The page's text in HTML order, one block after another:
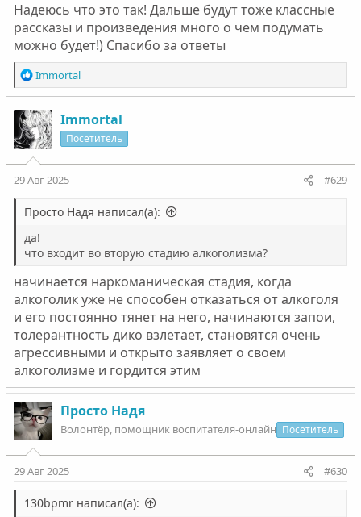
Надеюсь что это так! Дальше будут тоже классные
рассказы и произведения много о чем подумать
можно будет!) Спасибо за ответы
Р
е
а
к
ц
и
и
:
Immortal
Immortal
Посетитель
29 Авг 2025 #629
Просто Надя написал(а):
да!
что входит во вторую стадию алкоголизма?
начинается наркоманическая стадия, когда
алкоголик уже не способен отказаться от алкоголя
и его постоянно тянет на него, начинаются запои,
толерантность дико взлетает, становятся очень
агрессивными и открыто заявляет о своем
алкоголизме и гордится этим
Просто Надя
Волонтëр, помощник воспитателя-онлайн Посетитель
29 Авг 2025 #630
130bpmr написал(а):